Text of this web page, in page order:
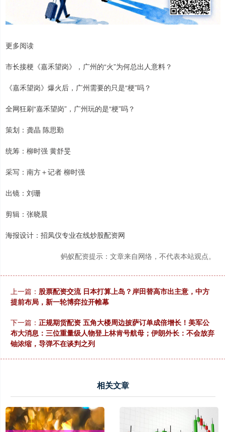
更多阅读
市长接梗《嘉禾望岗》，广州的“火”为何总出人意料？
《嘉禾望岗》爆火后，广州需要的只是“梗”吗？
全网狂刷“嘉禾望岗”，广州玩的是“梗”吗？
策划：龚晶 陈思勤
统筹：柳时强 黄舒旻
采写：南方＋记者 柳时强
出镜：刘珊
剪辑：张晓晨
海报设计：招凤仪专业在线炒股配资网
蚂蚁配资提示：文章来自网络，不代表本站观点。
上一篇： 股票配资交流 日本打算上岛？岸田替高市出主意，中方
提前布局，新一轮博弈拉开帷幕
下一篇： 正规期货配资 五角大楼周边披萨订单成倍增长！美军公
布大消息：三位重量级人物登上林肯号航母；伊朗外长：不会放弃
铀浓缩，导弹不在谈判之列
相关文章